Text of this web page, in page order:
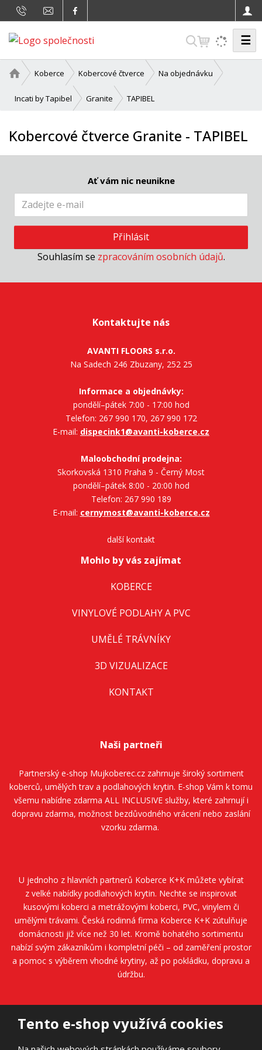
Tento e-shop využívá cookies
V
h
a
☰
v
o
í
n
a
Koberce Kobercové čtverce Na objednávku
Incati by Tapibel Granite TAPIBEL
Kobercové čtverce Granite - TAPIBEL
Ať vám nic neunikne
Přihlásit
Souhlasím se zpracováním osobních údajů.
Kontaktujte nás
AVANTI FLOORS s.r.o.
Na Sadech 246 Zbuzany, 252 25
Informace a objednávky:
pondělí–pátek 7:00 - 17:00 hod
Telefon: 267 990 170, 267 990 172
E-mail: dispecink1@avanti-koberce.cz
Maloobchodní prodejna:
Skorkovská 1310 Praha 9 - Černý Most
pondělí–pátek 8:00 - 20:00 hod
Telefon: 267 990 189
E-mail: cernymost@avanti-koberce.cz
další kontakt
Mohlo by vás zajímat
KOBERCE
VINYLOVÉ PODLAHY A PVC
UMĚLÉ TRÁVNÍKY
3D VIZUALIZACE
KONTAKT
Naši partneři
Partnerský e-shop Mujkoberec.czzahrnuje široký sortiment
koberců, umělých trav a podlahových krytin. E-shop Vám k tomu
všemu nabídne zdarma ALL INCLUSIVE služby, které zahrnují i
dopravu zdarma, možnost bezdůvodného vrácení nebo zaslání
vzorku zdarma.
U jednoho z hlavních partnerů Koberce K+Kmůžete vybírat
z velké nabídky podlahových krytin. Nechte se inspirovat
kusovými koberci a metrážovými koberci, PVC, vinylem či
umělými trávami. Česká rodinná firma Koberce K+K zútulňuje
domácnosti již více než 30 let. Kromě bohatého sortimentu
nabízí svým zákazníkům i kompletní péči – od zaměření prostor
a pomoc s výběrem vhodné krytiny, až po pokládku, dopravu a
údržbu.